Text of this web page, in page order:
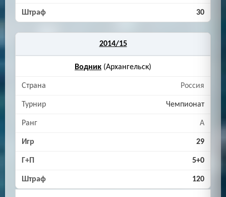
30
2014/15
Водник (Архангельск)
Россия
Чемпионат
A
29
5+0
120